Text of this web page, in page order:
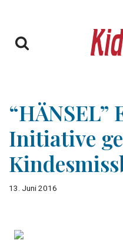
Inhalt
Initiative
13. Juni 2016